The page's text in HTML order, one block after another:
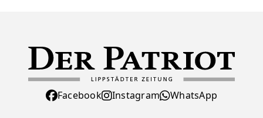
Facebook Instagram WhatsApp